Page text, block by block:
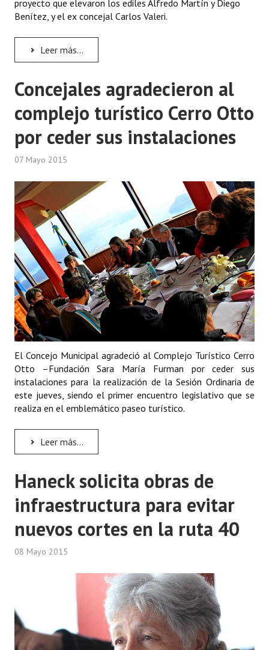
proyecto que elevaron los ediles Alfredo Martín y Diego
Benítez, y el ex concejal Carlos Valeri.
Leer más...
Concejales agradecieron al
complejo turístico Cerro Otto
por ceder sus instalaciones
07 Mayo 2015
El Concejo Municipal agradeció al Complejo Turístico Cerro
Otto –Fundación Sara María Furman por ceder sus
instalaciones para la realización de la Sesión Ordinaria de
este jueves, siendo el primer encuentro legislativo que se
realiza en el emblemático paseo turístico.
Leer más...
Haneck solicita obras de
infraestructura para evitar
nuevos cortes en la ruta 40
08 Mayo 2015